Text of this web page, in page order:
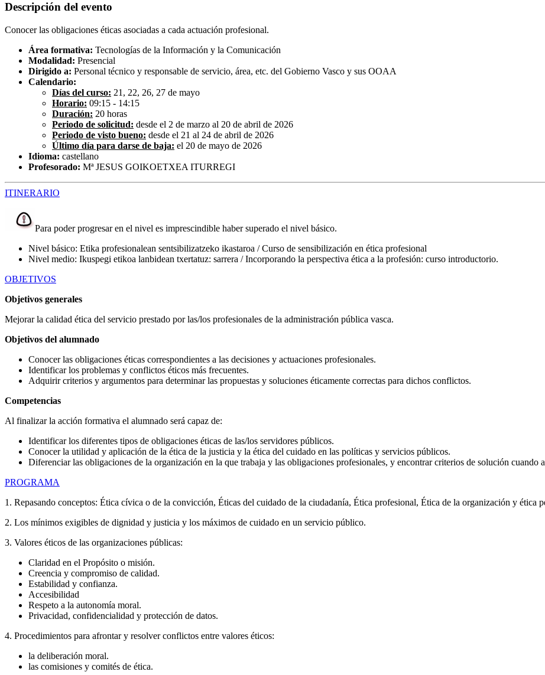
Descripción del evento
Conocer las obligaciones éticas asociadas a cada actuación profesional.
Área formativa: Tecnologías de la Información y la Comunicación
Modalidad: Presencial
Dirigido a: Personal técnico y responsable de servicio, área, etc. del Gobierno Vasco y sus OOAA
Calendario:
Días del curso: 21, 22, 26, 27 de mayo
Horario: 09:15 - 14:15
Duración: 20 horas
Periodo de solicitud: desde el 2 de marzo al 20 de abril de 2026
Periodo de visto bueno: desde el 21 al 24 de abril de 2026
Último día para darse de baja: el 20 de mayo de 2026
Idioma: castellano
Profesorado: Mª JESUS GOIKOETXEA ITURREGI
ITINERARIO
Para poder progresar en el nivel es imprescindible haber superado el nivel básico.
Nivel básico: Etika profesionalean sentsibilizatzeko ikastaroa / Curso de sensibilización en ética profesional
Nivel medio: Ikuspegi etikoa lanbidean txertatuz: sarrera / Incorporando la perspectiva ética a la profesión: curso introductorio.
OBJETIVOS
Objetivos generales
Mejorar la calidad ética del servicio prestado por las/los profesionales de la administración pública vasca.
Objetivos del alumnado
Conocer las obligaciones éticas correspondientes a las decisiones y actuaciones profesionales.
Identificar los problemas y conflictos éticos más frecuentes.
Adquirir criterios y argumentos para determinar las propuestas y soluciones éticamente correctas para dichos conflictos.
Competencias
Al finalizar la acción formativa el alumnado será capaz de:
Identificar los diferentes tipos de obligaciones éticas de las/los servidores públicos.
Conocer la utilidad y aplicación de la ética de la justicia y la ética del cuidado en las políticas y servicios públicos.
Diferenciar las obligaciones de la organización en la que trabaja y las obligaciones profesionales, y encontrar criterios de solución cuando
PROGRAMA
1. Repasando conceptos: Ética cívica o de la convicción, Éticas del cuidado de la ciudadanía, Ética profesional, Ética de la organización y ética
2. Los mínimos exigibles de dignidad y justicia y los máximos de cuidado en un servicio público.
3. Valores éticos de las organizaciones públicas:
Claridad en el Propósito o misión.
Creencia y compromiso de calidad.
Estabilidad y confianza.
Accesibilidad
Respeto a la autonomía moral.
Privacidad, confidencialidad y protección de datos.
4. Procedimientos para afrontar y resolver conflictos entre valores éticos:
la deliberación moral.
las comisiones y comités de ética.